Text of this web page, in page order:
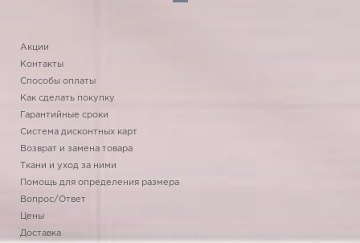
Акции
Контакты
Способы оплаты
Как сделать покупку
Гарантийные сроки
Система дисконтных карт
Возврат и замена товара
Ткани и уход за ними
Помощь для определения размера
Вопрос/Ответ
Цены
Доставка